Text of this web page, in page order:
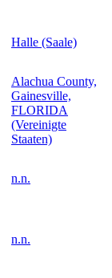
Halle (Saale)
Alachua County,
Gainesville,
FLORIDA
(Vereinigte
Staaten)
n.n.
n.n.